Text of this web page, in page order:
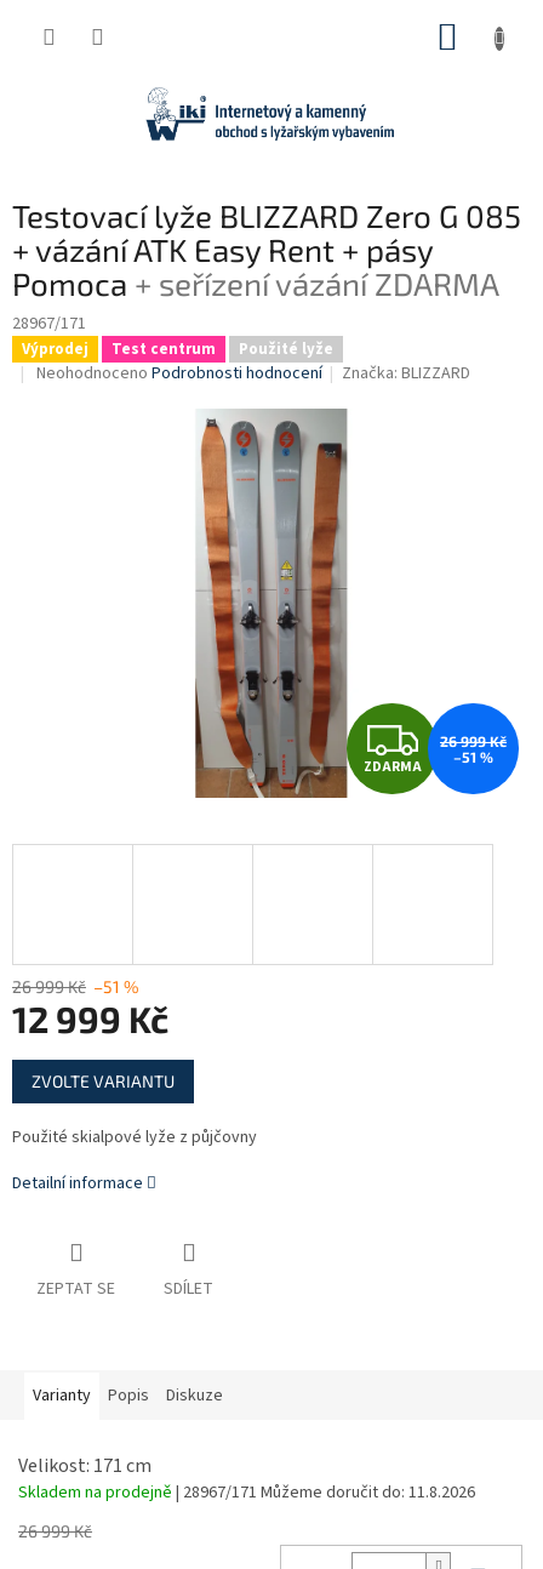
Testovací lyže BLIZZARD Zero G 085
+ vázání ATK Easy Rent + pásy
Pomoca + seřízení vázání ZDARMA
28967/171
Výprodej Test centrum Použité lyže
Průměrné
Neohodnoceno Podrobnosti hodnocení Značka:BLIZZARD
Z
D
A
ZDARMA
26 999 Kč
–51 %
26 999 Kč –51 %
12 999 Kč
Měrná
cena:
ZVOLTE VARIANTU
Použité skialpové lyže z půjčovny
Detailní informace
ZEPTAT SE SDÍLET
Varianty Popis Diskuze
Velikost: 171 cm
Skladem na prodejně | 28967/171 Můžeme doručit do: 11.8.2026
26 999 Kč